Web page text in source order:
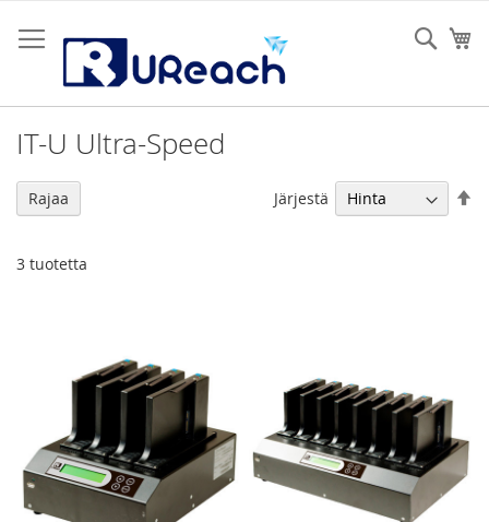
to
Content
IT-U Ultra-Speed
3 tuotetta
Järjestä
Rajaa